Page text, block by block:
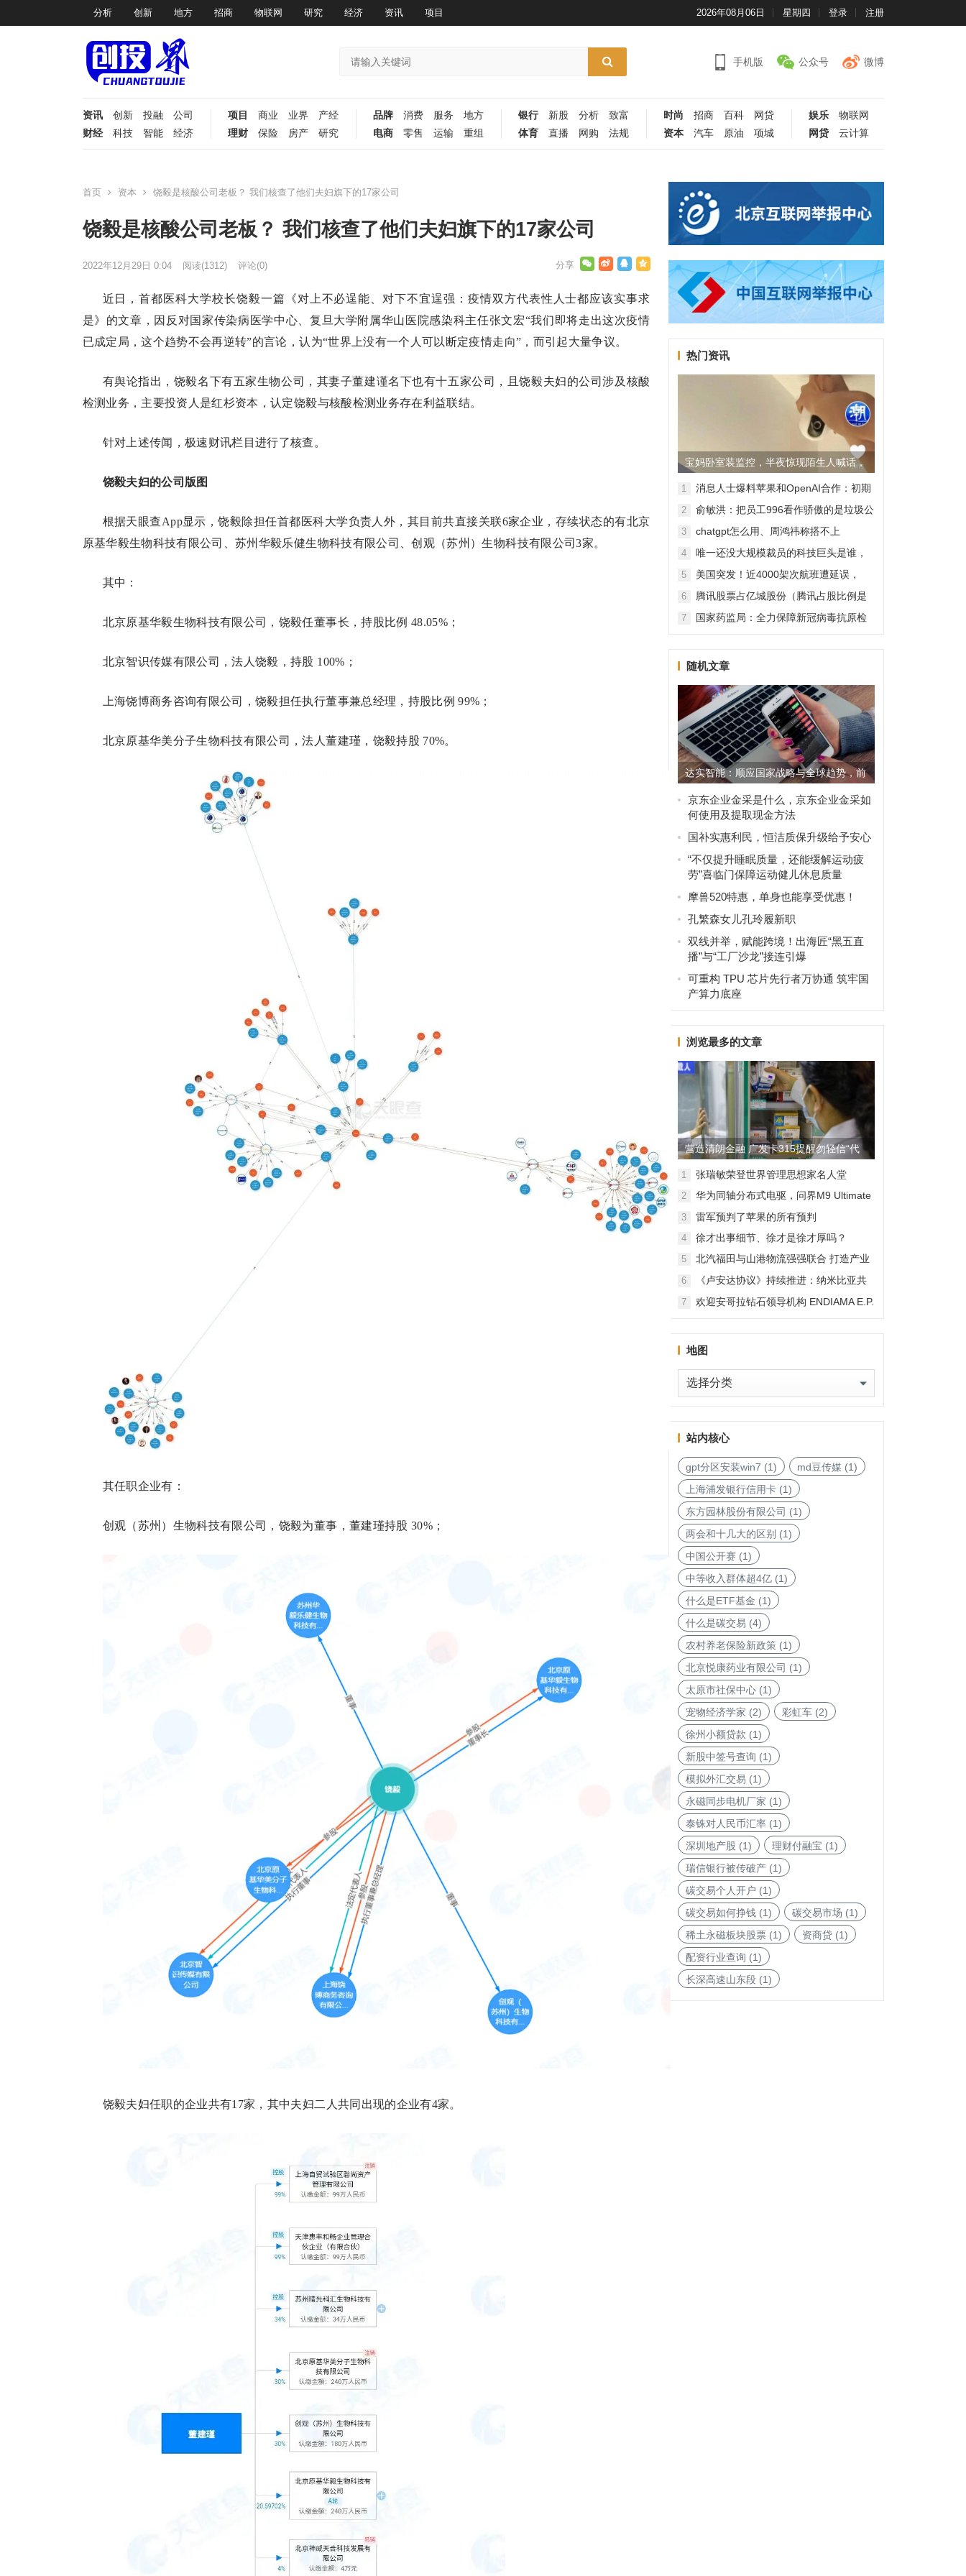
分析 创新 地方 招商 物联网 研究 经济 资讯 项目 2026年08月06日 星期四 登录 注册
手机版 公众号 微博
资讯 创新 投融
公司
财经
科技 智能 经济
项目 商业 业界
产经
理财
保险 房产 研究
品牌 消费 服务
地方
电商
零售 运输 重组
银行 新股 分析
致富
体育
直播 网购 法规
时尚 招商 百科
网贷
资本
汽车 原油 项城
娱乐
物联网
网贷
云计算
首页 资本 饶毅是核酸公司老板？ 我们核查了他们夫妇旗下的17家公司
饶毅是核酸公司老板？ 我们核查了他们夫妇旗下的17家公司
2022年12月29日 0:04 阅读(1312) 评论(0)
近日，首都医科大学校长饶毅一篇《对上不必逞能、对下不宜逞强：疫情双方代表性人士都应该实事求
是》的文章，因反对国家传染病医学中心、复旦大学附属华山医院感染科主任张文宏“我们即将走出这次疫情
已成定局，这个趋势不会再逆转”的言论，认为“世界上没有一个人可以断定疫情走向”，而引起大量争议。
有舆论指出，饶毅名下有五家生物公司，其妻子董建谨名下也有十五家公司，且饶毅夫妇的公司涉及核酸
检测业务，主要投资人是红杉资本，认定饶毅与核酸检测业务存在利益联结。
针对上述传闻，极速财讯栏目进行了核查。
饶毅夫妇的公司版图
根据天眼查App显示，饶毅除担任首都医科大学负责人外，其目前共直接关联6家企业，存续状态的有北京
原基华毅生物科技有限公司、苏州华毅乐健生物科技有限公司、创观（苏州）生物科技有限公司3家。
其中：
北京原基华毅生物科技有限公司，饶毅任董事长，持股比例 48.05%；
北京智识传媒有限公司，法人饶毅，持股 100%；
上海饶博商务咨询有限公司，饶毅担任执行董事兼总经理，持股比例 99%；
北京原基华美分子生物科技有限公司，法人董建瑾，饶毅持股 70%。
其任职企业有：
创观（苏州）生物科技有限公司，饶毅为董事，董建瑾持股 30%；
饶毅夫妇任职的企业共有17家，其中夫妇二人共同出现的企业有4家。
热门资讯
宝妈卧室装监控，半夜惊现陌生人喊话，
警方已介入调查
1
消息人士爆料苹果和OpenAI合作：初期
无现金交易、未来探索分成佣金
2
俞敏洪：把员工996看作骄傲的是垃圾公
司，建议24节气都放假
3
chatgpt怎么用、周鸿祎称搭不上
ChatGPT企业会被淘汰
4
唯一还没大规模裁员的科技巨头是谁，
苹果还能扛多久？
5
美国突发！近4000架次航班遭延误，
2000架次航班被取消
6
腾讯股票占亿城股份（腾讯占股比例是
怎样的？）
7
国家药监局：全力保障新冠病毒抗原检
随机文章
达实智能：顺应国家战略与全球趋势，前
瞻布局凸显时代价值
京东企业金采是什么，京东企业金采如
何使用及提取现金方法
国补实惠利民，恒洁质保升级给予安心
“不仅提升睡眠质量，还能缓解运动疲
劳”喜临门保障运动健儿休息质量
摩兽520特惠，单身也能享受优惠！
孔繁森女儿孔玲履新职
双线并举，赋能跨境！出海匠“黑五直
播”与“工厂沙龙”接连引爆
可重构 TPU 芯片先行者万协通 筑牢国
产算力底座
浏览最多的文章
营造清朗金融 广发卡315提醒勿轻信“代
理维权”
1 张瑞敏荣登世界管理思想家名人堂
2
华为同轴分布式电驱，问界M9 Ultimate
背后的“车轮思想者”
3 雷军预判了苹果的所有预判
4 徐才出事细节、徐才是徐才厚吗？
5
北汽福田与山港物流强强联合 打造产业
融合新范本
6
《卢安达协议》持续推进：纳米比亚共
和国加入，印度宝石与珠宝出口促进委
员会与迪拜多种商品交易中心启动加入
7
欢迎安哥拉钻石领导机构 ENDIAMA E.P.
地图
地
图
站内核心
gpt分区安装win7 (1) md豆传媒(1)
上海浦发银行信用卡(1)
东方园林股份有限公司 (1)
两会和十几大的区别 (1)
中国公开赛(1)
中等收入群体超4亿(1)
什么是ETF基金 (1)
什么是碳交易 (4)
农村养老保险新政策(1)
北京悦康药业有限公司 (1)
太原市社保中心(1)
宠物经济学家 (2) 彩虹车(2)
徐州小额贷款 (1)
新股中签号查询 (1)
模拟外汇交易 (1)
永磁同步电机厂家 (1)
泰铢对人民币汇率(1)
深圳地产股 (1) 理财付融宝 (1)
瑞信银行被传破产(1)
碳交易个人开户 (1)
碳交易如何挣钱(1) 碳交易市场 (1)
稀土永磁板块股票(1) 资商贷(1)
配资行业查询 (1)
长深高速山东段(1)